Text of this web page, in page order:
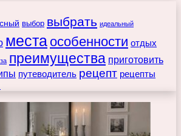
выбор выбрать идеальный
места особенности отдых
преимущества приготовить
путеводитель рецепт рецепты